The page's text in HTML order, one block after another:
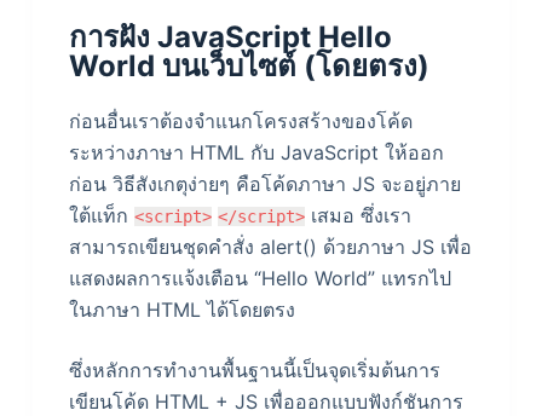
การฝัง JavaScript Hello
World บนเว็บไซต์ (โดยตรง)
ก่อนอื่นเราต้องจำแนกโครงสร้างของโค้ด
ระหว่างภาษา HTML กับ JavaScript ให้ออก
ก่อน วิธีสังเกตุง่ายๆ คือโค้ดภาษา JS จะอยู่ภาย
ใต้แท็ก <script> </script>เสมอ ซึ่งเรา
สามารถเขียนชุดคำสั่ง alert() ด้วยภาษา JS เพื่อ
แสดงผลการแจ้งเตือน “Hello World” แทรกไป
ในภาษา HTML ได้โดยตรง
ซึ่งหลักการทำงานพื้นฐานนี้เป็นจุดเริ่มต้นการ
เขียนโค้ด HTML + JS เพื่อออกแบบฟังก์ชันการ